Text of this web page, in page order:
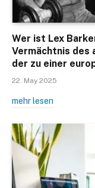
Wer ist Lex
Vermächtnis des
der zu einer
22. May 2025
mehr lesen